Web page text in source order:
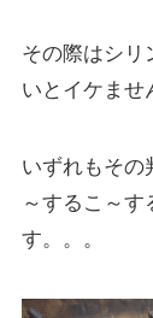
その際はシリ
いとイケませ
いずれもその
～するこ～
す。。。